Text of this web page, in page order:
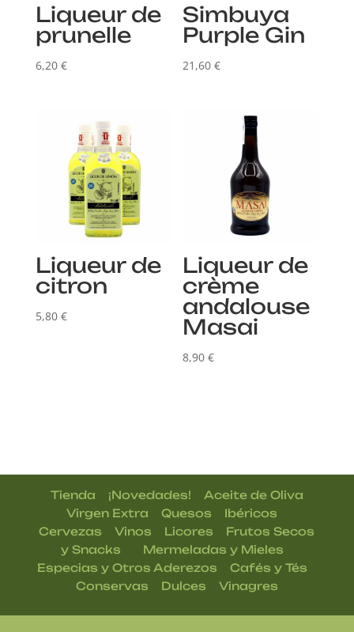
Liqueur de
prunelle
6,20 €
Simbuya
Purple Gin
21,60€
Liqueur de
citron
5,80 €
Liqueur de
crème
andalouse
Masai
8,90€
Tienda ¡Novedades!
Aceite de Oliva
Virgen Extra
|Quesos Ibéricos
Cervezas |Vinos Licores
Frutos Secos
y Snacks
Mermeladas y Mieles
Especias y Otros Aderezos Cafés y Tés
Conservas Dulces Vinagres